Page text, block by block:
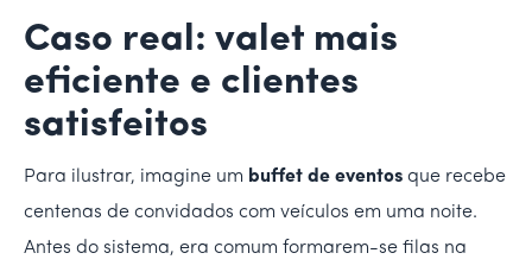
Caso real: valet mais
eficiente e clientes
satisfeitos
Para ilustrar, imagine um buffet de eventos que recebe
centenas de convidados com veículos em uma noite.
Antes do sistema, era comum formarem-se filas na